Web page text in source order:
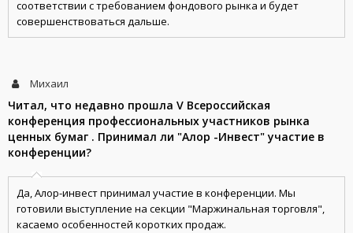
соответствии с требованием фондового рынка и будет
совершенствоваться дальше.
Михаил
Читал, что недавно прошла V Всероссийская
конференция профессиональных участников рынка
ценных бумаг . Принимал ли "Алор -Инвест" участие в
конференции?
Да, Алор-инвест принимал участие в конференции. Мы
готовили выступление на секции "Маржинальная торговля",
касаемо особенностей коротких продаж.